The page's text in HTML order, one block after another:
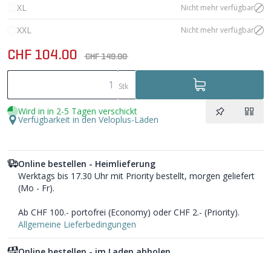
XL Nicht mehr verfügbar
XXL Nicht mehr verfügbar
CHF 104.00 CHF 149.00
Stk
Wird in in 2-5 Tagen verschickt
Verfügbarkeit in den Veloplus-Läden
Online bestellen - Heimlieferung
Werktags bis 17.30 Uhr mit Priority bestellt, morgen geliefert
(Mo - Fr).
Ab CHF 100.- portofrei (Economy) oder CHF 2.- (Priority).
Allgemeine Lieferbedingungen